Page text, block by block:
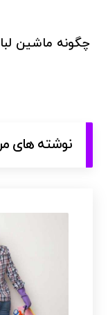
چگونه ماشین
نوشته های